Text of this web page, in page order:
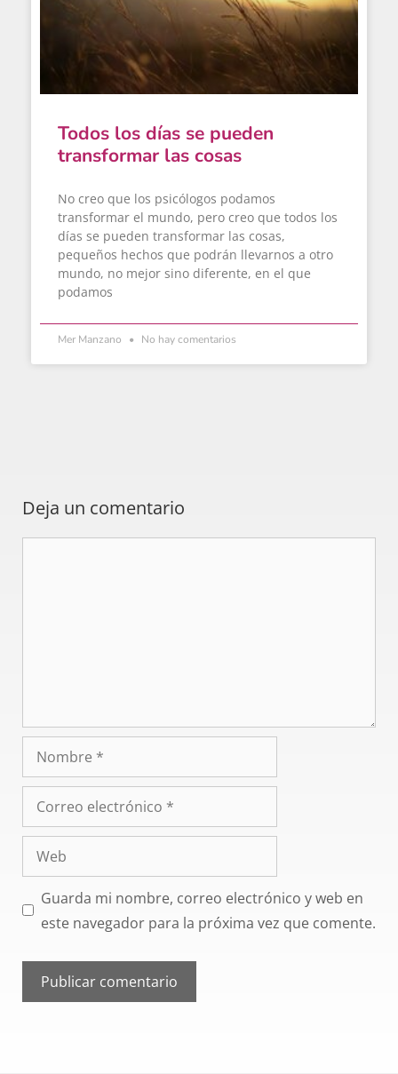
Todos los días se pueden
transformar las cosas
No creo que los psicólogos podamos
transformar el mundo, pero creo que todos los
días se pueden transformar las cosas,
pequeños hechos que podrán llevarnos a otro
mundo, no mejor sino diferente, en el que
podamos
Mer Manzano No hay comentarios
Deja un comentario
Guarda mi nombre, correo electrónico y web en
este navegador para la próxima vez que comente.